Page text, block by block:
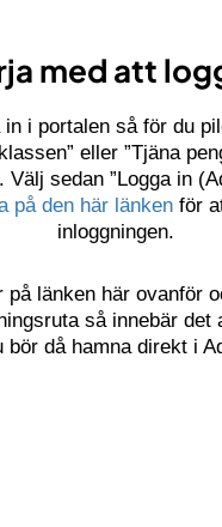
med att
i portalen så för du
eller ”Tjäna
Välj sedan ”Logga in
på den här länken för
inloggningen.
på länken här ovanför
så innebär det
bör då hamna direkt i